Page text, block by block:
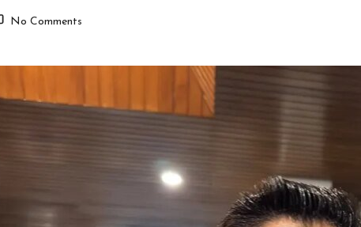
No Comments